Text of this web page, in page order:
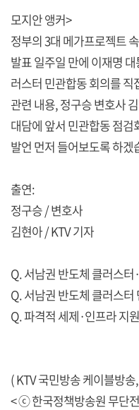
모지안 앵커>
정부의 3대 메가프로젝트
발표 일주일 만에 이재명
러스터 민관합동 회의를
관련 내용, 정구승 변호사
대담에 앞서 민관합동 점
발언 먼저 들어보도록 하겠
출연:
정구승 / 변호사
김현아 / KTV 기자
Q. 서남권 반도체 클러스터
Q. 서남권 반도체 클러스터
Q. 파격적 세제·인프라 지
( KTV 국민방송 케이블방
< ⓒ 한국정책방송원 무단